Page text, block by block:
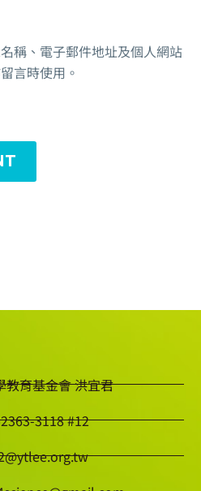
稱、電子郵件地址及個人網站
言時使用。
教育基金會 洪宜君
3118 #12